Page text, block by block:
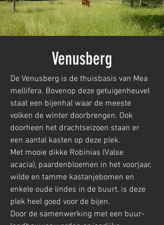
Venusberg
De Venusberg is de thuisbasis van Mea
mellifera. Bovenop deze getuigenheuvel
staat een bijenhal waar de meeste
volken de winter doorbrengen. Ook
doorheen het drachtseizoen staan er
een aantal kasten op deze plek.
Met mooie dikke Robinias (Valse
acacia), paardenbloemen in het voorjaar,
wilde en tamme kastanjebomen en
enkele oude lindes in de buurt, is deze
plek heel goed voor de bijen.
Door de samenwerking met een buur-